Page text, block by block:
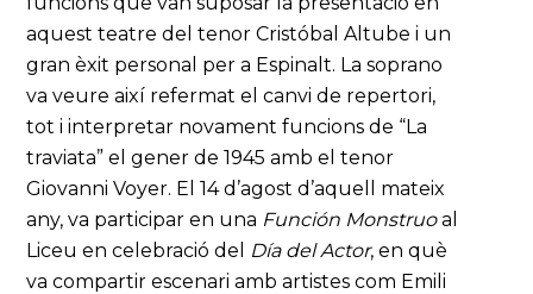
aquest teatre del tenor Cristóbal Altube i un
gran èxit personal per a Espinalt. La soprano
va veure així refermat el canvi de repertori,
tot i interpretar novament funcions de “La
traviata” el gener de 1945 amb el tenor
Giovanni Voyer. El 14 d’agost d’aquell mateix
any, va participar en una Función Monstruoal
Liceu en celebració del Día del Actor, en què
va compartir escenari amb artistes com Emili